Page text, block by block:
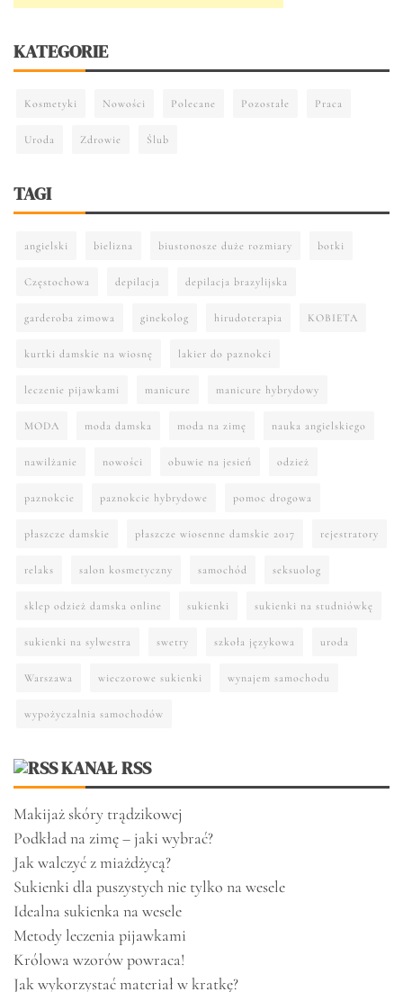
KATEGORIE
Kosmetyki Nowości Polecane Pozostałe Praca
Uroda Zdrowie Ślub
TAGI
angielski bielizna biustonosze duże rozmiary botki
Częstochowa depilacja depilacja brazylijska
garderoba zimowa ginekolog hirudoterapia KOBIETA
kurtki damskie na wiosnę lakier do paznokci
leczenie pijawkami manicure manicure hybrydowy
MODA moda damska moda na zimę nauka angielskiego
nawilżanie nowości obuwie na jesień odzież
paznokcie paznokcie hybrydowe pomoc drogowa
płaszcze damskie płaszcze wiosenne damskie 2017 rejestratory
relaks salon kosmetyczny samochód seksuolog
sklep odzież damska online sukienki sukienki na studniówkę
sukienki na sylwestra swetry szkoła językowa uroda
Warszawa wieczorowe sukienki wynajem samochodu
wypożyczalnia samochodów
KANAŁ RSS
Makijaż skóry trądzikowej
Podkład na zimę – jaki wybrać?
Jak walczyć z miażdżycą?
Sukienki dla puszystych nie tylko na wesele
Idealna sukienka na wesele
Metody leczenia pijawkami
Królowa wzorów powraca!
Jak wykorzystać materiał w kratkę?